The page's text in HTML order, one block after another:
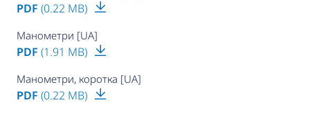
PDF (0.22 MB)
Манометри [UA]
PDF (1.91 MB)
Манометри, коротка [UA]
PDF (0.22 MB)